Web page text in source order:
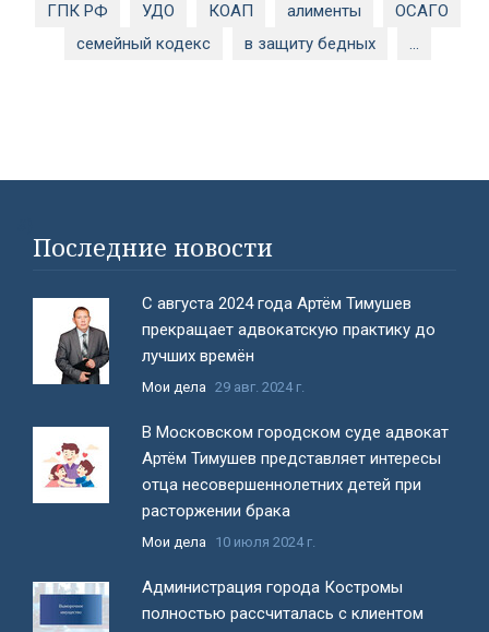
ГПК РФ
УДО КОАП алименты
ОСАГО
семейный кодекс
в защиту бедных ...
Последние новости
С августа 2024 года Артём Тимушев
прекращает адвокатскую практику до
лучших времён
Мои дела 29 авг. 2024 г.
В Московском городском суде адвокат
Артём Тимушев представляет интересы
отца несовершеннолетних детей при
расторжении брака
Мои дела 10 июля 2024 г.
Администрация города Костромы
полностью рассчиталась с клиентом